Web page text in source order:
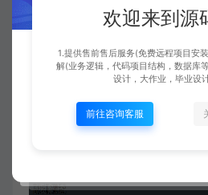
欢迎来到源
1.提供售前售后服务(免费远程项目安
解(业务逻辑，代码项目结构，数据库
设计，大作业，毕业设
前往咨询客服